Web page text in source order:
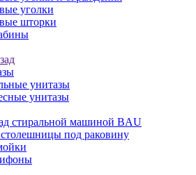
уголки
шторки
унитазы
унитазы
стиральной машиной BAU
под раковину